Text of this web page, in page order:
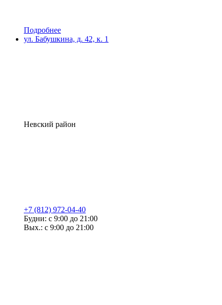
Подробнее
ул. Бабушкина, д. 42, к. 1
Невский район
+7 (812) 972-04-40
Будни: с 9:00 до 21:00
Вых.: с 9:00 до 21:00